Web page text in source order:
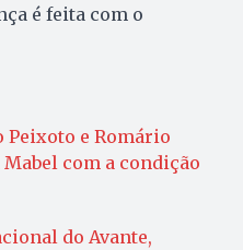
é feita com o
e Romário
com a condição
do Avante,